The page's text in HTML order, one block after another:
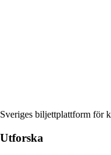
Sveriges biljettplattform för
Utforska